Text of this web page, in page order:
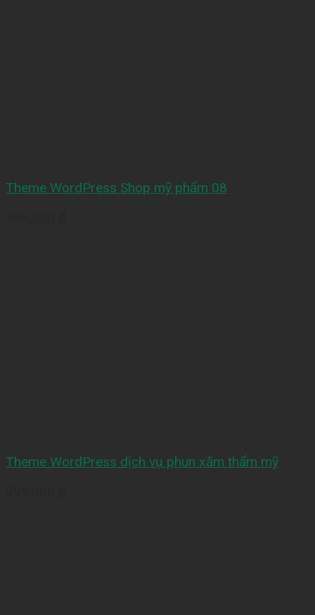
Theme WordPress Shop mỹ phẩm 08
Theme WordPress dịch vụ phun xăm thẩm mỹ